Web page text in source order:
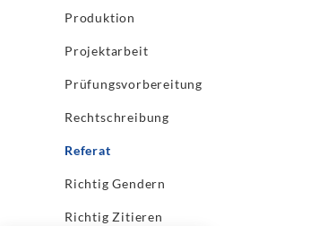
Produktion
Projektarbeit
Prüfungsvorbereitung
Rechtschreibung
Referat
Richtig Gendern
Richtig Zitieren